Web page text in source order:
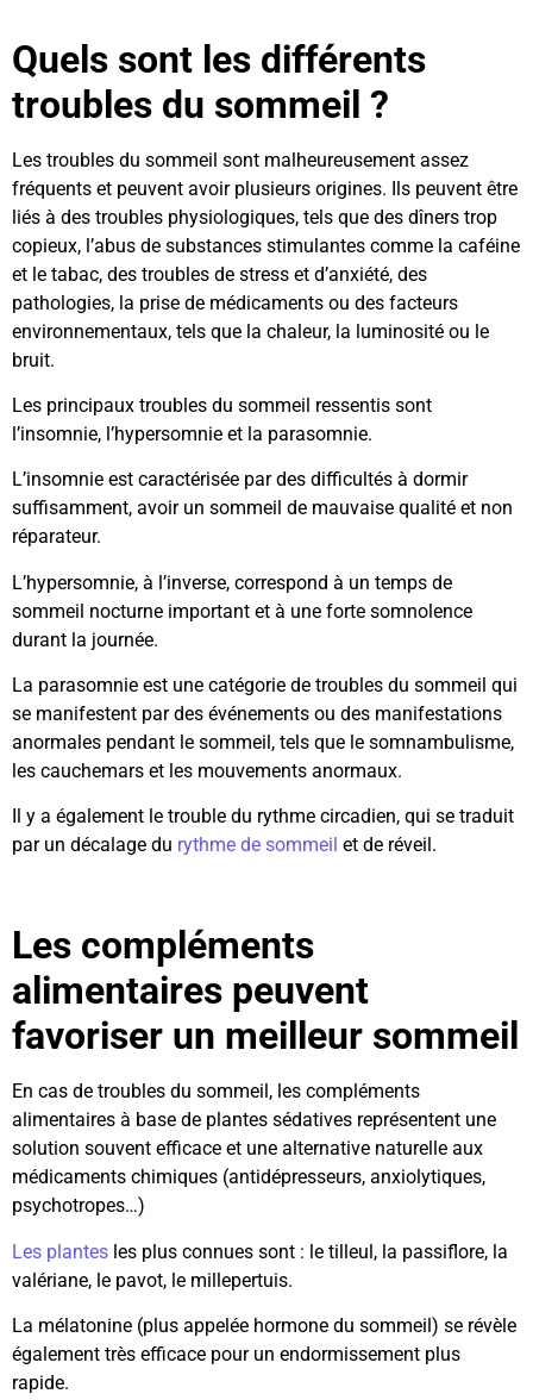
Quels sont les différents
troubles du sommeil ?
Les troubles du sommeil sont malheureusement assez
fréquents et peuvent avoir plusieurs origines. Ils peuvent être
liés à des troubles physiologiques, tels que des dîners trop
copieux, l’abus de substances stimulantes comme la caféine
et le tabac, des troubles de stress et d’anxiété, des
pathologies, la prise de médicaments ou des facteurs
environnementaux, tels que la chaleur, la luminosité ou le
bruit.
Les principaux troubles du sommeil ressentis sont
l’insomnie, l’hypersomnie et la parasomnie.
L’insomnie est caractérisée par des difficultés à dormir
suffisamment, avoir un sommeil de mauvaise qualité et non
réparateur.
L’hypersomnie, à l’inverse, correspond à un temps de
sommeil nocturne important et à une forte somnolence
durant la journée.
La parasomnie est une catégorie de troubles du sommeil qui
se manifestent par des événements ou des manifestations
anormales pendant le sommeil, tels que le somnambulisme,
les cauchemars et les mouvements anormaux.
Il y a également le trouble du rythme circadien, qui se traduit
par un décalage du rythme de sommeil et de réveil.
Les compléments
alimentaires peuvent
favoriser un meilleur sommeil
En cas de troubles du sommeil, les compléments
alimentaires à base de plantes sédatives représentent une
solution souvent efficace et une alternative naturelle aux
médicaments chimiques (antidépresseurs, anxiolytiques,
psychotropes…)
Les plantes les plus connues sont : le tilleul, la passiflore, la
valériane, le pavot, le millepertuis.
La mélatonine (plus appelée hormone du sommeil) se révèle
également très efficace pour un endormissement plus
rapide.